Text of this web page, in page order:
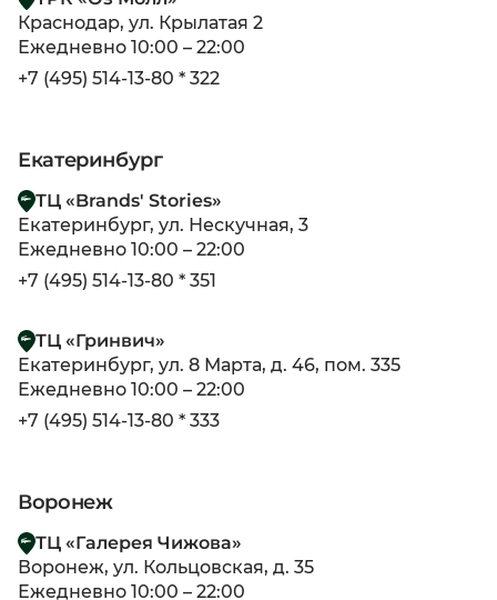
Краснодар, ул. Крылатая 2
Ежедневно 10:00 – 22:00
+7 (495) 514-13-80 * 322
Екатеринбург
ТЦ «Brands' Stories»
Екатеринбург, ул. Нескучная, 3
Ежедневно 10:00 – 22:00
+7 (495) 514-13-80 * 351
ТЦ «Гринвич»
Екатеринбург, ул. 8 Марта, д. 46, пом. 335
Ежедневно 10:00 – 22:00
+7 (495) 514-13-80 * 333
Воронеж
ТЦ «Галерея Чижова»
Воронеж, ул. Кольцовская, д. 35
Ежедневно 10:00 – 22:00